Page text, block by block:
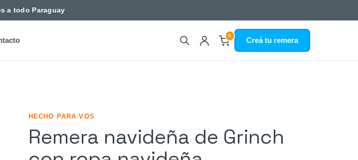
a todo Paraguay
0
Creá tu remera
HECHO PARA VOS
Remera navideña de Grinch